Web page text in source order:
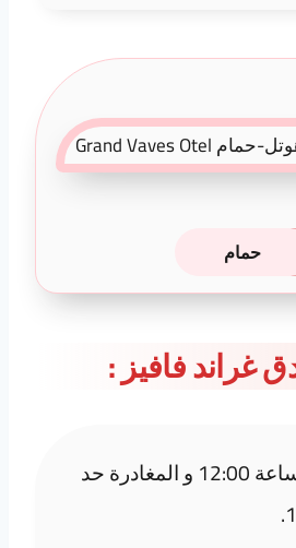
حمام
فافيز :
الوصول يبدأ الساعة 12:00 و المغادرة حد